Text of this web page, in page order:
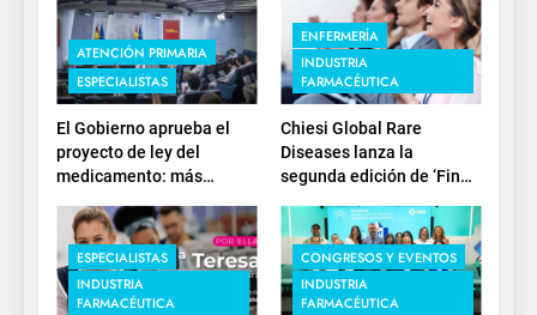
ATENCIÓN PRIMARIA
ESPECIALISTAS
El Gobierno aprueba el
proyecto de ley del
medicamento: más
sostenibilidad, autonomía
estratégica y
modernización para el
SNS
ENFERMERÍA
INDUSTRIA
FARMACÉUTICA
Chiesi Global Rare
Diseases lanza la
segunda edición de ‘Find
For Rare’ para impulsar la
investigación en
enfermedades de
depósito lisosomal
ESPECIALISTAS
INDUSTRIA
FARMACÉUTICA
CONGRESOS Y EVENTOS
INDUSTRIA
FARMACÉUTICA